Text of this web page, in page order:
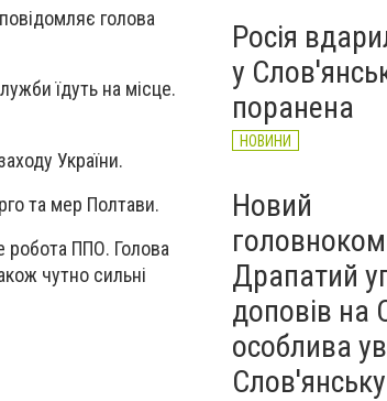
голова
їдуть на місце.
України.
та мер Полтави.
робота ППО. Голова
чутно сильні
Росія
у
поранена
НОВИНИ
Новий
Драпатий
доповів на
особлива
Слов'янську